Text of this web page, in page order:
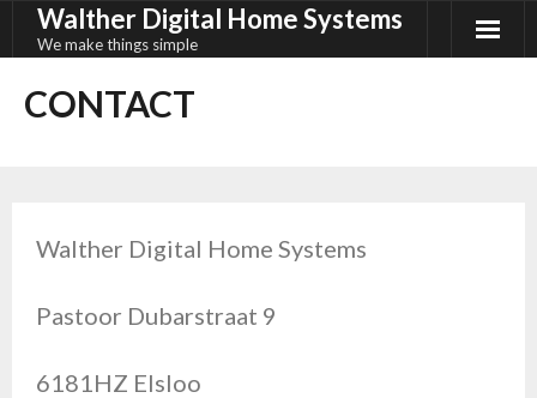
inhoud
Walther Digital Home Systems
We make things simple
CONTACT
Walther Digital Home Systems
Pastoor Dubarstraat 9
6181HZ Elsloo